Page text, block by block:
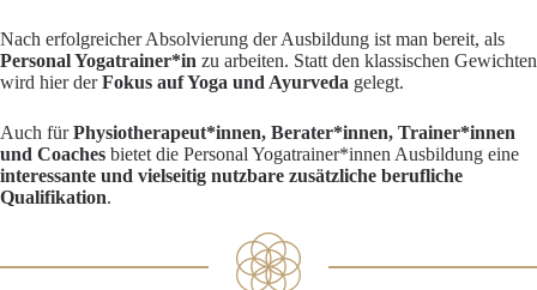
Nach erfolgreicher Absolvierung der Ausbildung ist man bereit, als
Personal Yogatrainer*in zu arbeiten. Statt den klassischen Gewichten
wird hier derFokus auf Yoga und Ayurveda gelegt.
Auch fürPhysiotherapeut*innen, Berater*innen, Trainer*innen
und Coaches bietet die Personal Yogatrainer*innen Ausbildung eine
interessante und vielseitig nutzbare zusätzliche berufliche
Qualifikation.